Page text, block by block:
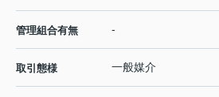
管理組合有無 -
取引態様 一般媒介